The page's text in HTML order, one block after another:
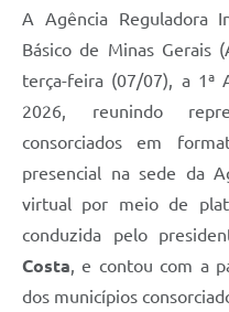
A Agência Reguladora
Básico de Minas Gerais
terça-feira (07/07), a 1ª
2026, reunindo
consorciados em
presencial na sede da
virtual por meio de
conduzida pelo
Costa, e contou com a
dos municípios